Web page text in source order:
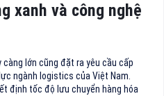
xanh và công nghệ
lớn cũng đặt ra yêu cầu cấp
ngành logistics của Việt Nam.
định tốc độ lưu chuyển hàng hóa